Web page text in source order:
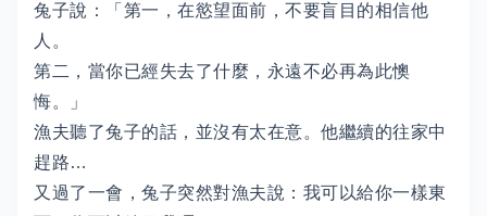
兔子說：「第一，在慾望面前，不要盲目的相信他
人。
第二，當你已經失去了什麼，永遠不必再為此懊
悔。」
漁夫聽了兔子的話，並沒有太在意。他繼續的往家中
趕路…
又過了一會，兔子突然對漁夫說：我可以給你一樣東